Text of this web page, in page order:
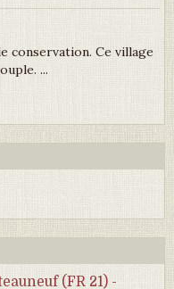
conservation. Ce village
...
(FR 21) -